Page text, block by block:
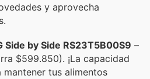
y aprovecha
Side by Side RS23T5B00S9 –
$599.850). ¡La capacidad
tus alimentos